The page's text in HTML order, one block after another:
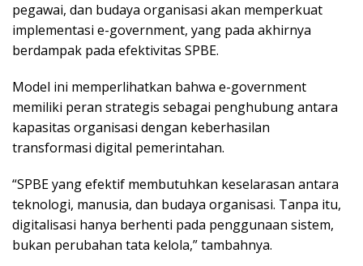
pegawai, dan budaya organisasi akan memperkuat
implementasi e-government, yang pada akhirnya
berdampak pada efektivitas SPBE.
Model ini memperlihatkan bahwa e-government
memiliki peran strategis sebagai penghubung antara
kapasitas organisasi dengan keberhasilan
transformasi digital pemerintahan.
“SPBE yang efektif membutuhkan keselarasan antara
teknologi, manusia, dan budaya organisasi. Tanpa itu,
digitalisasi hanya berhenti pada penggunaan sistem,
bukan perubahan tata kelola,” tambahnya.